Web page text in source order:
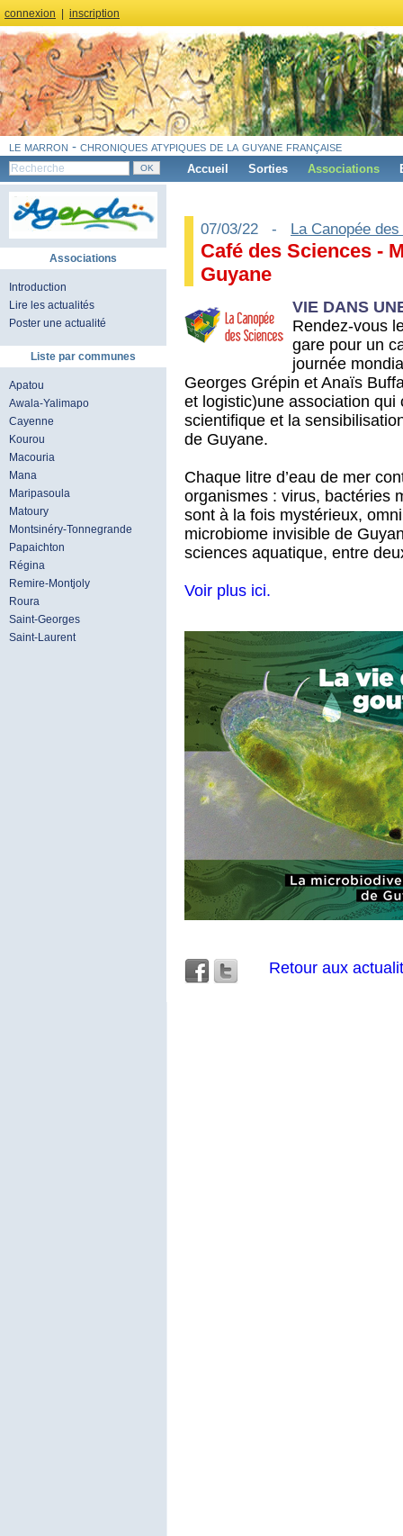
connexion inscription
le marron - chroniques atypiques de la guyane française
Accueil Sorties Associations
Associations
Introduction
Lire les actualités
Poster une actualité
Liste par communes
Apatou
Awala-Yalimapo
Cayenne
Kourou
Macouria
Mana
Maripasoula
Matoury
Montsinéry-Tonnegrande
Papaichton
Régina
Remire-Montjoly
Roura
Saint-Georges
Saint-Laurent
07/03/22 - La Canopée
Café des Sciences -
Guyane
VIE DANS
Rendez-vous
gare pour un
journée
Georges Grépin et Anaïs
et logistic)une association
scientifique et la
de Guyane.
Chaque litre d’eau de mer
organismes : virus, bactéries
sont à la fois mystérieux,
microbiome invisible de
sciences aquatique, entre
Voir plus ici.
Retour aux